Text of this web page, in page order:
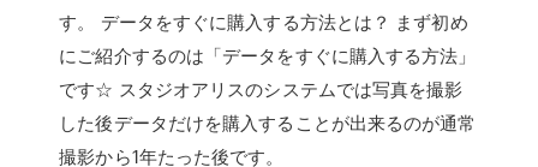
す。 データをすぐに購入する方法とは？ まず初め
にご紹介するのは「データをすぐに購入する方法」
です☆ スタジオアリスのシステムでは写真を撮影
した後データだけを購入することが出来るのが通常
撮影から1年たった後です。